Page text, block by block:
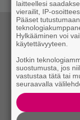
laitteellesi
vierailit, IP-
Pääset
Hylkääminen voi
käytettävyyteen.
Jotkin
suostumusta, jos
vastustaa tätä tai
seuraavalla